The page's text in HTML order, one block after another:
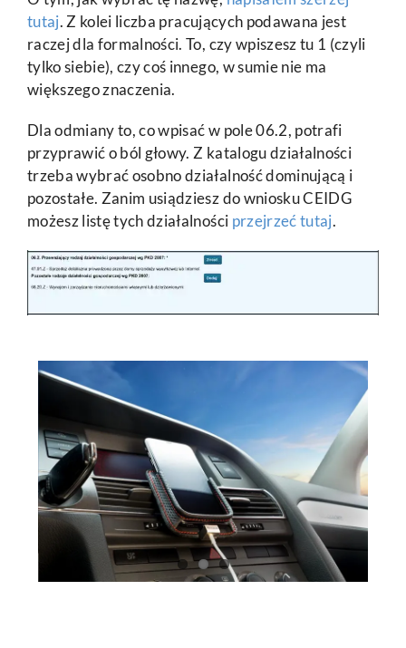
tutaj. Z kolei liczba pracujących podawana jest
raczej dla formalności. To, czy wpiszesz tu 1 (czyli
tylko siebie), czy coś innego, w sumie nie ma
większego znaczenia.
Dla odmiany to, co wpisać w pole 06.2, potrafi
przyprawić o ból głowy. Z katalogu działalności
trzeba wybrać osobno działalność dominującą i
pozostałe. Zanim usiądziesz do wniosku CEIDG
możesz listę tych działalności przejrzeć tutaj.